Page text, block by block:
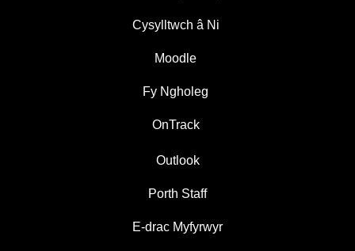
Cysylltwch â Ni
Moodle
Fy Ngholeg
OnTrack
Outlook
Porth Staff
E-drac Myfyrwyr